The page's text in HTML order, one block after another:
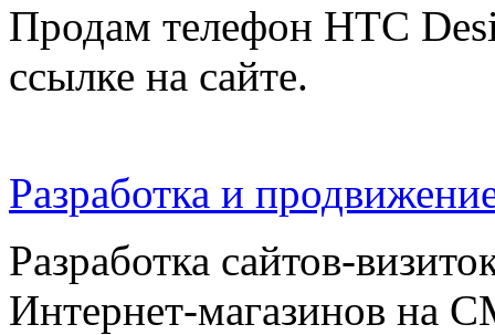
Продам телефон HTC
ссылке на сайте.
Разработка и
Разработка сайтов-
Интернет-магазинов на